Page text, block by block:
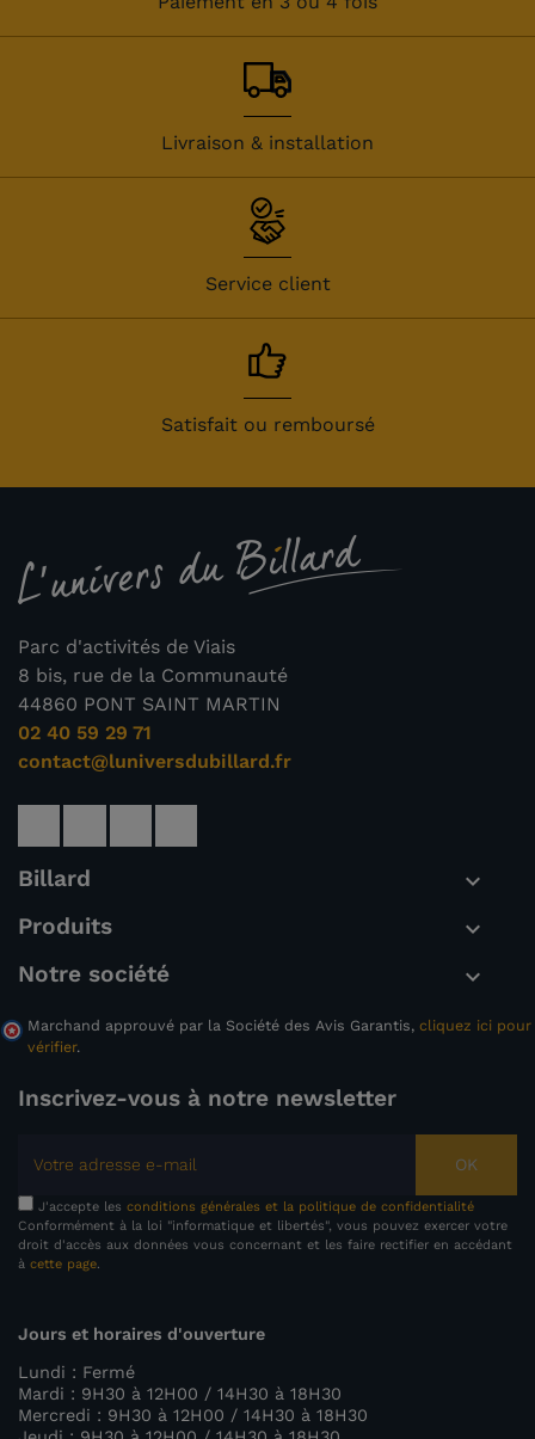
Livraison & installation
Service client
Satisfait ou remboursé
Parc d'activités de Viais
8 bis, rue de la Communauté
44860 PONT SAINT MARTIN
02 40 59 29 71
contact@luniversdubillard.fr
Billard 
Produits 
Notre société 
Marchand approuvé par la Société des Avis Garantis, cliquez ici pour
vérifier.
Inscrivez-vous à notre newsletter
OK
J'accepte les conditions générales et la politique de confidentialité
Conformément à la loi "informatique et libertés", vous pouvez exercer votre
droit d'accès aux données vous concernant et les faire rectifier en accédant
à cette page.
Jours et horaires d'ouverture
Lundi : Fermé
Mardi : 9H30 à 12H00 / 14H30 à 18H30
Mercredi : 9H30 à 12H00 / 14H30 à 18H30